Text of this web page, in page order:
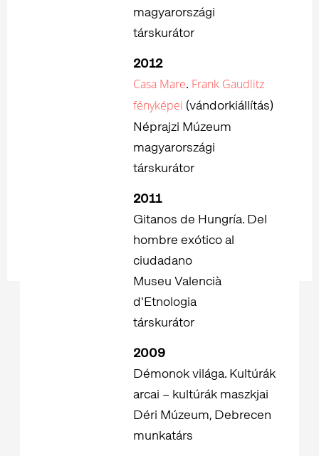
magyarországi
társkurátor
2012
Casa Mare. Frank Gaudlitz
fényképei (vándorkiállítás)
Néprajzi Múzeum
magyarországi
társkurátor
2011
Gitanos de Hungría. Del
hombre exótico al
ciudadano
Museu Valencià
d'Etnologia
társkurátor
2009
Démonok világa. Kultúrák
arcai – kultúrák maszkjai
Déri Múzeum, Debrecen
munkatárs